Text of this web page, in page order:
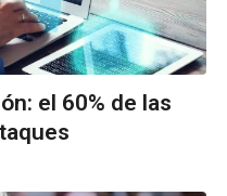
el 60% de las